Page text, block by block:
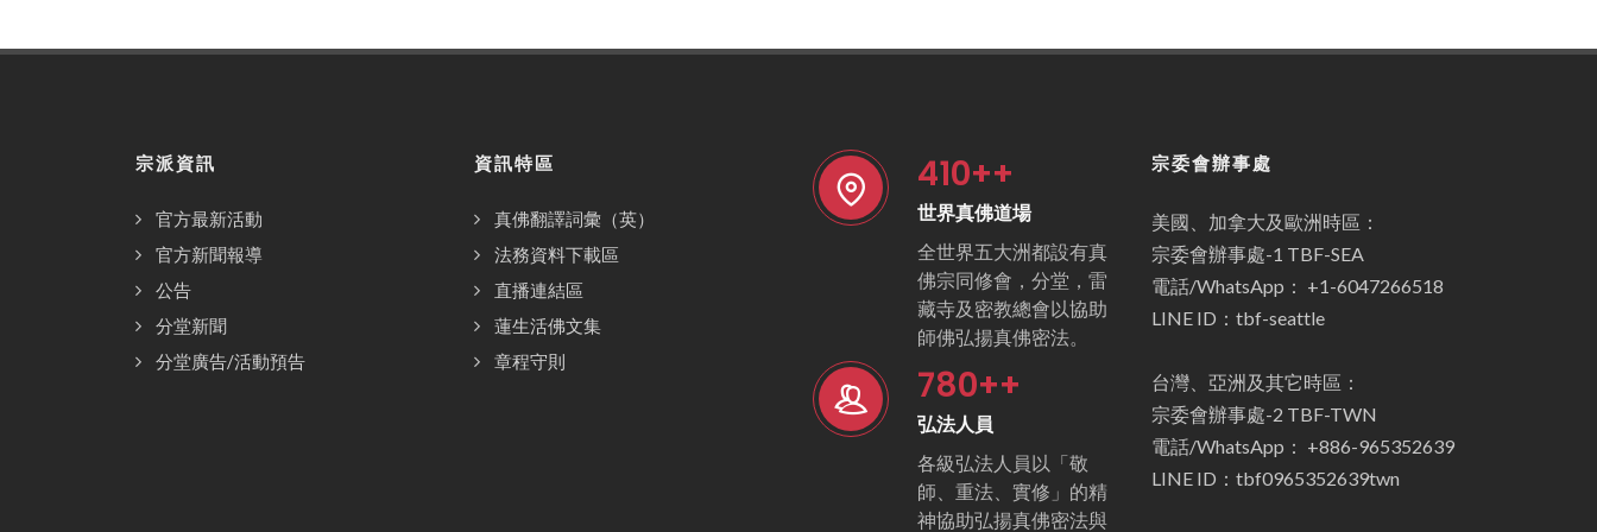
宗派資訊
官方最新活動
官方新聞報導
公告
分堂新聞
分堂廣告/活動預告
資訊特區
真佛翻譯詞彙（英）
法務資料下載區
直播連結區
蓮生活佛文集
章程守則
410++
世界真佛道場
全世界五大洲都設有真
佛宗同修會，分堂，雷
藏寺及密教總會以協助
師佛弘揚真佛密法。
780++
弘法人員
各級弘法人員以「敬
師、重法、實修」的精
神協助弘揚真佛密法與
宗委會辦事處
美國、加拿大及歐洲時區：
宗委會辦事處-1 TBF-SEA
電話/WhatsApp： +1-6047266518
LINE ID：tbf-seattle
台灣、亞洲及其它時區：
宗委會辦事處-2 TBF-TWN
電話/WhatsApp： +886-965352639
LINE ID：tbf0965352639twn